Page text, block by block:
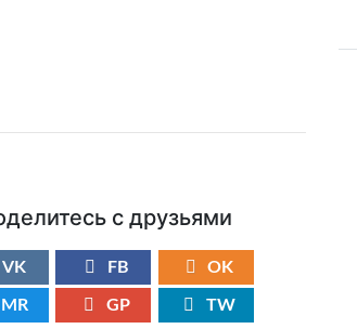
с друзьями
VK FB OK
MR GP TW